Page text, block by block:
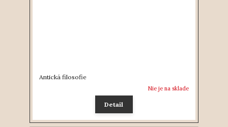
Antická filosofie
Nie je na sklade
Detail